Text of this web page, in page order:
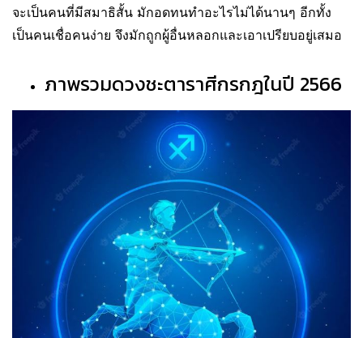
จะเป็นคนที่มีสมาธิสั้น มักอดทนทำอะไรไม่ได้นานๆ อีกทั้ง
เป็นคนเชื่อคนง่าย จึงมักถูกผู้อื่นหลอกและเอาเปรียบอยู่เสมอ
ภาพรวมดวงชะตาราศีกรกฎในปี 2566